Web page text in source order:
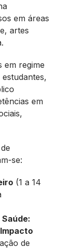
em áreas
artes
em regime
em
se:
(1 a 14
de